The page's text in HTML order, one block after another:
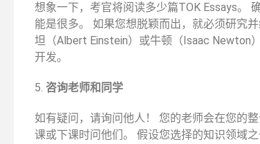
想象一下，考官将阅读多少篇TOK Essays。
能是很多。 如果您想脱颖而出，就必须研究
坦（Albert Einstein）或牛顿（Isaac Newton
开发。
5. 咨询老师和同学
如有疑问，请询问他人！ 您的老师会在您的
课或下课时问他们。 假设您选择的知识领域